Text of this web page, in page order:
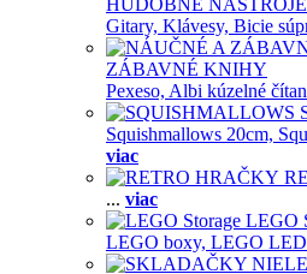
HUDOBNÉ NÁSTROJE
Gitary, Klávesy, Bicie
ZÁBAVNÉ KNIHY
Pexeso, Albi kúzelné
Squishmallows 20cm,
viac
... viac
LEGO
LEGO boxy, LEGO